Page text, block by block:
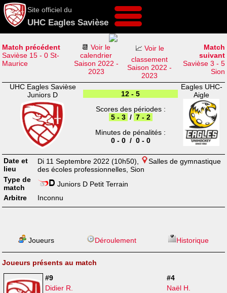
Site officiel du
UHC Eagles Savièse
Match précédent
Savièse 15 - 0 St-
Maurice
📆Voir le
calendrier
Saison 2022 -
2023
📈 Voir le
classement
Saison 2022 -
2023
Match
suivant
Savièse 3 - 5
Sion
UHC Eagles Savièse
Juniors D
12 - 5
Scores des périodes :
5 - 3 / 7 - 2
Minutes de pénalités :
0 - 0 / 0 - 0
Eagles UHC-
Aigle
Date et
lieu
Di 11 Septembre 2022 (10h50),
Salles de gymnastique
des écoles professionnelles, Sion
Type de
match
Juniors D Petit Terrain
Arbitre
Inconnu
Joueurs Déroulement Historique
Joueurs présents au match
#9
Didier R.
#4
Naël H.